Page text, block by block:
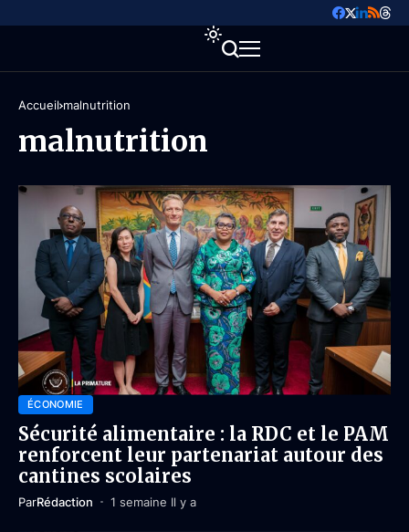
Accueil malnutrition
malnutrition
ÉCONOMIE
Sécurité alimentaire : la RDC et le PAM
renforcent leur partenariat autour des
cantines scolaires
ParRédaction 1 semaine Il y a